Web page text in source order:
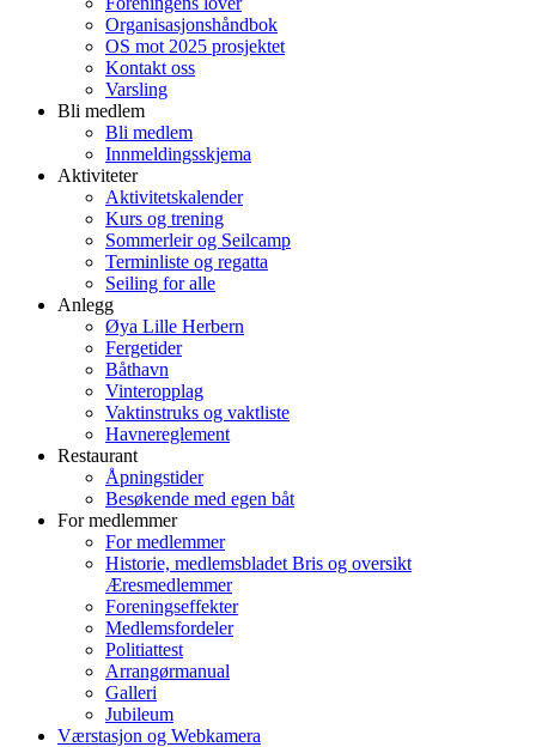
Organisasjonshåndbok
OS mot 2025 prosjektet
Kontakt oss
Varsling
Bli medlem
Bli medlem
Innmeldingsskjema
Aktiviteter
Aktivitetskalender
Kurs og trening
Sommerleir og Seilcamp
Terminliste og regatta
Seiling for alle
Anlegg
Øya Lille Herbern
Fergetider
Båthavn
Vinteropplag
Vaktinstruks og vaktliste
Havnereglement
Restaurant
Åpningstider
Besøkende med egen båt
For medlemmer
For medlemmer
Historie, medlemsbladet Bris og oversikt
Æresmedlemmer
Foreningseffekter
Medlemsfordeler
Politiattest
Arrangørmanual
Galleri
Jubileum
Værstasjon og Webkamera